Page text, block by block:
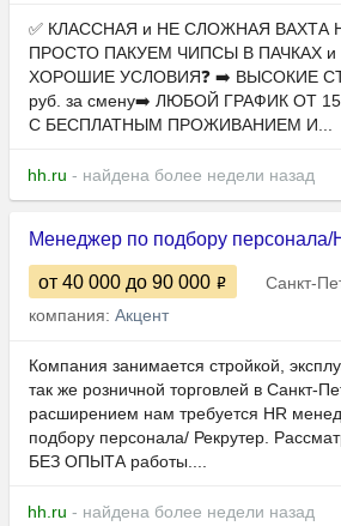
✅ КЛАССНАЯ и НЕ СЛОЖНАЯ ВАХТА
ПРОСТО ПАКУЕМ ЧИПСЫ В ПАЧКАХ
ХОРОШИЕ УСЛОВИЯ❓ ➡️ ВЫСОКИЕ
руб. за смену➡️ ЛЮБОЙ ГРАФИК ОТ
С БЕСПЛАТНЫМ ПРОЖИВАНИЕМ И...
hh.ru - найдена более недели назад
Менеджер по подбору
от 40 000 до 90 000
Санкт-
компания: Акцент
Компания занимается стройкой,
так же розничной торговлей в Санкт-
расширением нам требуется HR
подбору персонала/ Рекрутер.
БЕЗ ОПЫТА работы....
hh.ru - найдена более недели назад